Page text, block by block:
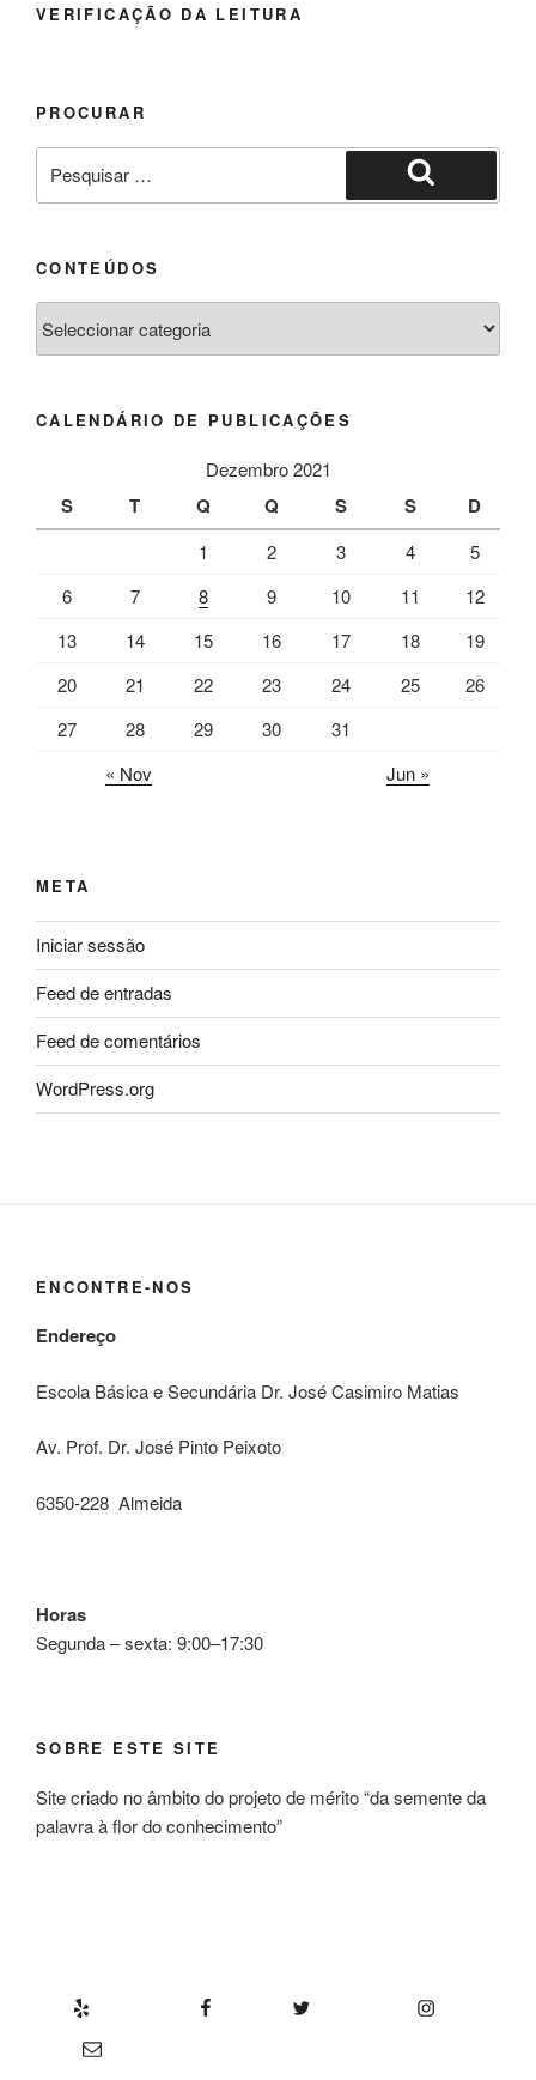
VERIFICAÇÃO DA LEITURA
PROCURAR
por:
Pesquisar
CONTEÚDOS
CALENDÁRIO DE PUBLICAÇÕES
Dezembro 2021
S T Q Q S S D
1 2 3 4
5
6
7 8 9 10 11
12
13
14 15 16 17 18
19
20
21 22 23 24 25
26
27
28 29 30
31
« Nov
Jun »
META
Iniciar sessão
Feed de entradas
Feed de comentários
WordPress.org
ENCONTRE-NOS
Endereço
Escola Básica e Secundária Dr. José Casimiro Matias
Av. Prof. Dr. José Pinto Peixoto
6350-228 Almeida
Horas
Segunda – sexta: 9:00–17:30
SOBRE ESTE SITE
Site criado no âmbito do projeto de mérito “da semente da
palavra à flor do conhecimento”
Email